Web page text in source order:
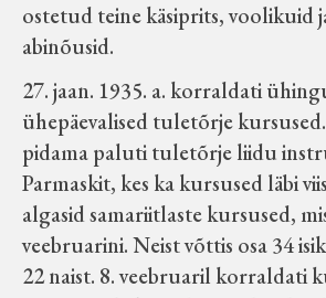
ostetud teine käsiprits, voolikuid
abinõusid.
27. jaan. 1935. a. korraldati
ühepäevalised tuletõrje
pidama paluti tuletõrje liidu
Parmaskit, kes ka kursused läbi
algasid samariitlaste kursused,
veebruarini. Neist võttis osa 34
22 naist. 8. veebruaril korraldati